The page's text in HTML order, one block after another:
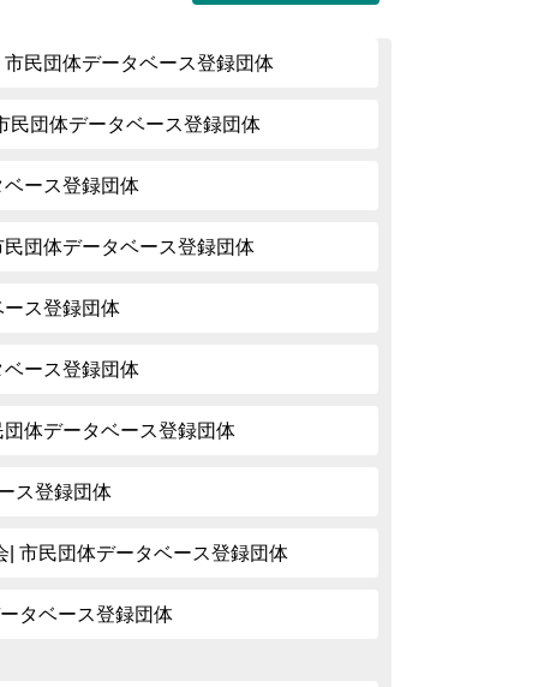
民団体データベース登録団体
民団体データベース登録団体
ース登録団体
団体データベース登録団体
ス登録団体
ース登録団体
体データベース登録団体
ス登録団体
| 市民団体データベース登録団体
タベース登録団体